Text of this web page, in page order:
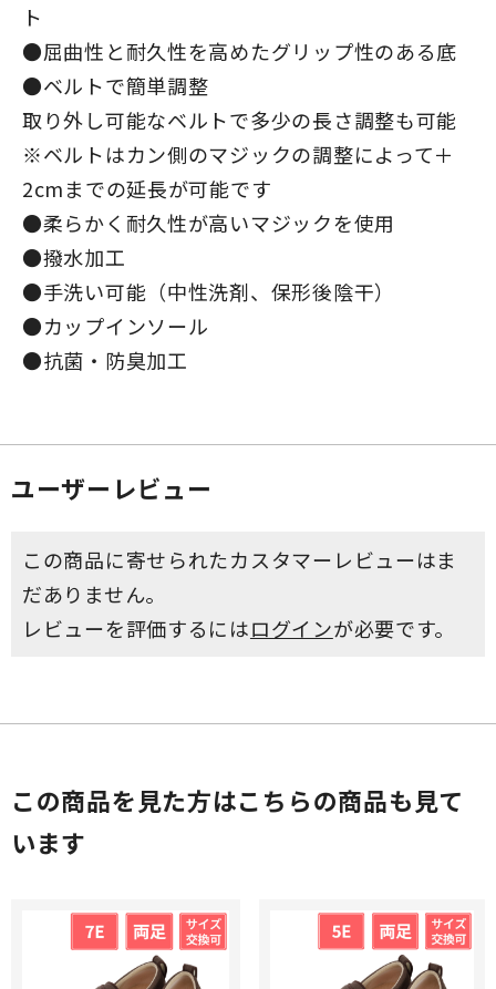
ト
●屈曲性と耐久性を高めたグリップ性のある底
●ベルトで簡単調整
取り外し可能なベルトで多少の長さ調整も可能
※ベルトはカン側のマジックの調整によって＋
2cmまでの延長が可能です
●柔らかく耐久性が高いマジックを使用
●撥水加工
●手洗い可能（中性洗剤、保形後陰干）
●カップインソール
●抗菌・防臭加工
ユーザーレビュー
この商品に寄せられたカスタマーレビューはま
だありません。
レビューを評価するにはログインが必要です。
この商品を見た方はこちらの商品も見て
います